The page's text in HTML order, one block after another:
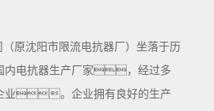
原沈阳市限流电抗器厂）坐落于历
电抗器生产厂家，经过多
业。企业拥有良好的生产